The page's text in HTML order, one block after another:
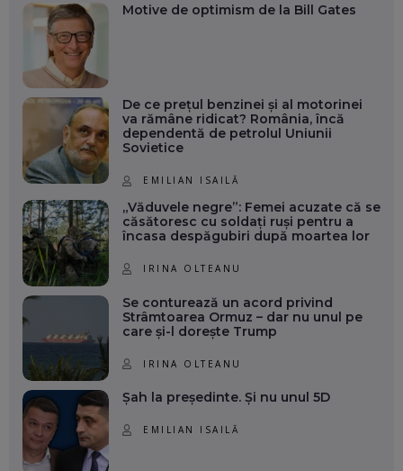
Motive de optimism de la Bill Gates
De ce prețul benzinei și al motorinei
va rămâne ridicat? România, încă
dependentă de petrolul Uniunii
Sovietice
EMILIAN ISAILĂ
„Văduvele negre”: Femei acuzate că se
căsătoresc cu soldați ruși pentru a
încasa despăgubiri după moartea lor
IRINA OLTEANU
Se conturează un acord privind
Strâmtoarea Ormuz – dar nu unul pe
care și-l dorește Trump
IRINA OLTEANU
Șah la președinte. Și nu unul 5D
EMILIAN ISAILĂ